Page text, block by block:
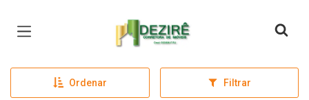
Página inicial
Ordenar Filtrar